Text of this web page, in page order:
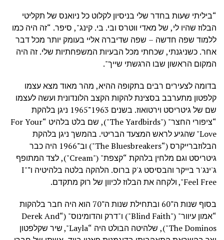
“ביליתי שעות בחדר שלי בניסיון לקלוט כל ניואנס של תקליטי
הבלוז שהיו לי, של מאדי ווטרס ובי. בי. קינג", סיפר. “זה היה כמו
ללמוד שפה חדשה – שפה שדיברה אליי בעומק יותר מכל דבר
אחר. כשניגנתי, שכחתי מכל הבעיות המשפחתיות שלי. זה היה
המקום הראשון שבו הרגשתי שייך".
בדומה לצעירים רבים בתקופה ההיא, מהר מאוד מצא עצמו
קלפטון מתערבב בסצינת להקות הקצב הלונדונית ועשה לעצמו
שם של גיטריסט וירטואוז. בשנים 1963־1965 ניגן בלהקת
“ציפורי החצר" ("The Yardbirds"), שם בלט בלהיט “For Your
Love" שהגיע לראש המצעד הבריטי. בהמשך ניגן בלהקת
הבלוזברייקרס (“The Bluesbreakers") וב־1966 היה כבר
גיטריסט וגם מלחין בלהקת “קצפת" ("Cream"), לצד המתופף
ג'ינג'ר בייקר והבסיסט ג'ק ברוס. הלהקה בלטה בלהיטיה ו־"I
Feel Free", ולקחה את הבלוז לכיוון של רוק מתקדם.
בסוף שנות ה־60 ובתחילת שנות ה־70 הוא היה חבר בלהקות
“אמון עיוור" ("Blind Faith") ו"דרק והדומינוס" (“Derek And
The Dominos"), שלהיטה הבולט היה “Layla", שיר שקלפטון